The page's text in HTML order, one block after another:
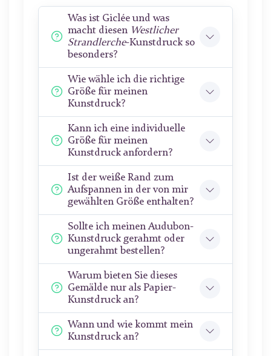
Was ist Giclée und was
macht diesen Westlicher
Strandlerche-Kunstdruck so
besonders?
Wie wähle ich die richtige
Größe für meinen
Kunstdruck?
Kann ich eine individuelle
Größe für meinen
Kunstdruck anfordern?
Ist der weiße Rand zum
Aufspannen in der von mir
gewählten Größe enthalten?
Sollte ich meinen Audubon-
Kunstdruck gerahmt oder
ungerahmt bestellen?
Warum bieten Sie dieses
Gemälde nur als Papier-
Kunstdruck an?
Wann und wie kommt mein
Kunstdruck an?